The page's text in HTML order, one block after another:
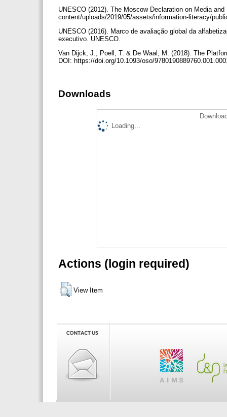
UNESCO (2012). The Moscow Declaration on Media
content/uploads/2019/05/assets/information-literacy/
UNESCO (2016). Marco de avaliação global da
executivo. UNESCO.
Van Dijck, J., Poell, T. & De Waal, M. (2018). The
DOI: https://doi.org/10.1093/oso/
Downloads
Loading...
Actions (login required)
View Item